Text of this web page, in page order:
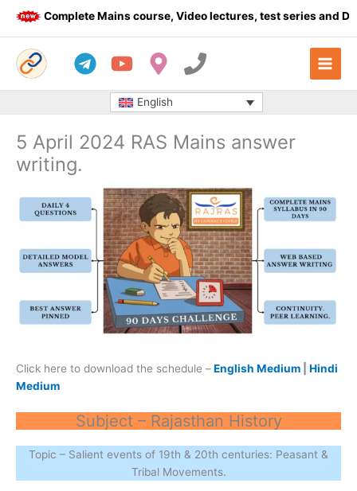
Complete Mains course, Video lectures, test series and
English
5 April 2024 RAS Mains answer
writing.
Click here to download the schedule –English Medium
Hindi
Medium
Subject – Rajasthan History
Topic – Salient events of 19th & 20th centuries: Peasant &
Tribal Movements.